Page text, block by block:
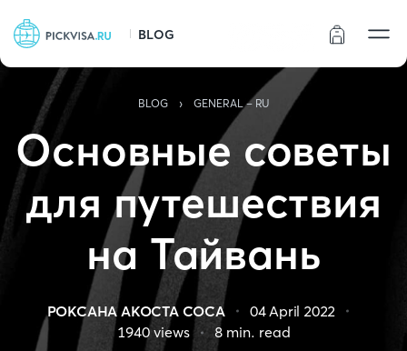
BLOG
BLOG › GENERAL - RU
Основные советы
для путешествия
на Тайвань
РОКСАНА АКОСТА СОСА
04 April 2022
1940views 8min. read